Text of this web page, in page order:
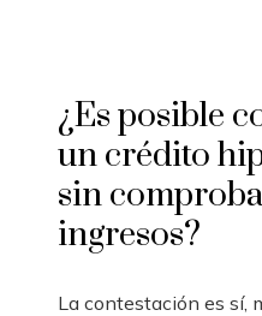
¿Es posible
un crédito
sin
ingresos?
La contestación es sí,